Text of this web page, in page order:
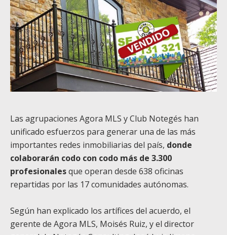
Las agrupaciones Agora MLS y Club Notegés han
unificado esfuerzos para generar una de las más
importantes redes inmobiliarias del país, donde
colaborarán codo con codo más de 3.300
profesionalesque operan desde 638 oficinas
repartidas por las 17 comunidades autónomas.
Según han explicado los artífices del acuerdo, el
gerente de Agora MLS, Moisés Ruiz, y el director